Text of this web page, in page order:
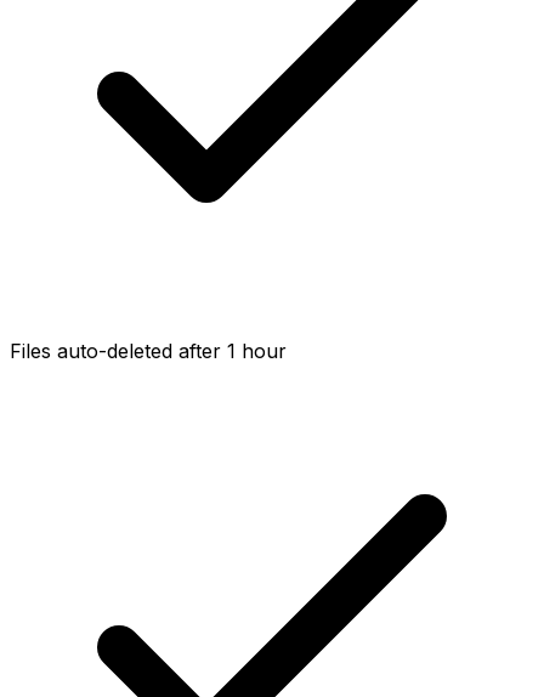
Files auto-deleted after 1 hour